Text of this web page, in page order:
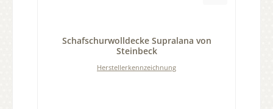
Schafschurwolldecke Supralana von
Steinbeck
Herstellerkennzeichnung